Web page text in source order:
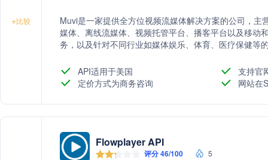
+比较
Muvi是一家提供全方位视频流媒体解决方案的公司，
媒体、离线流媒体、视频托管平台、播客平台以及移动
务，以及针对不同行业如媒体娱乐、体育、医疗保健等
API适用于美国
支持官
定价方式为商务咨询
网站在
Flowplayer API
评分 46/100 5